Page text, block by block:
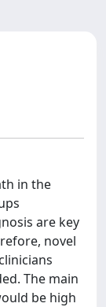
in the
are key
novel
The main
be high